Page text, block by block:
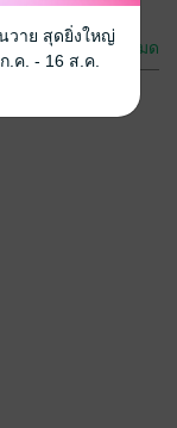
ดูทั้งหมด
วาย สุดยิ่งใหญ่
.ค. - 16 ส.ค.